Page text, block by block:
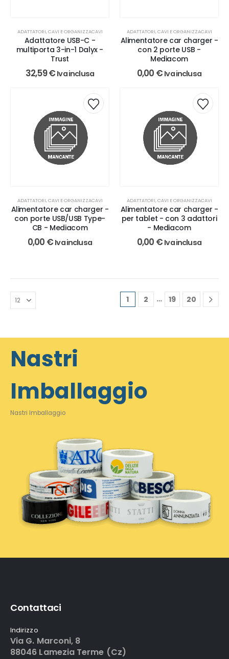
ADATTATORI, CAVI E ORGANIZZACAVI
Adattatore USB-C -
multiporta 3-in-1 Dalyx -
Trust
32,59€ Iva inclusa
ADATTATORI, CAVI E ORGANIZZACAVI
Alimentatore car charger -
con 2 porte USB -
Mediacom
0,00 € Iva inclusa
ADATTATORI, CAVI E ORGANIZZACAVI
Alimentatore car charger -
con porte USB/USB Type-
CB - Mediacom
0,00 € Iva inclusa
ADATTATORI, CAVI E ORGANIZZACAVI
Alimentatore car charger -
per tablet - con 3 adattori
- Mediacom
0,00 € Iva inclusa
1 2 … 19 20
Nastri
Imballaggio
Nastri Imballaggio
Contattaci
Indirizzo
Via G. Marconi, 8
88046 Lamezia Terme (Cz)